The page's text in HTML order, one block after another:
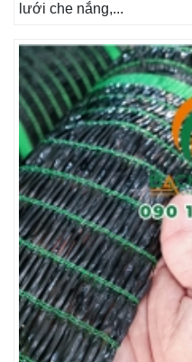
lưới che nắng,...